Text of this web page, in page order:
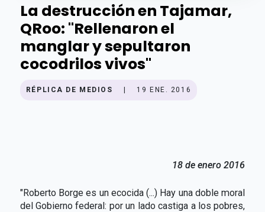
La destrucción en Tajamar,
QRoo: "Rellenaron el
manglar y sepultaron
cocodrilos vivos"
RÉPLICA DE MEDIOS 19 ENE. 2016
18 de enero 2016
"Roberto Borge es un ecocida (...) Hay una doble moral
del Gobierno federal: por un lado castiga a los pobres,